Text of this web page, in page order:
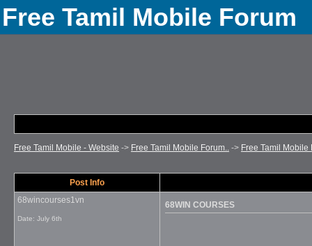
Free Tamil Mobile Forum
Free Tamil Mobile - Website -> Free Tamil Mobile Forum.. -> Free Tamil Mobile
Post Info
68wincourses1vn
Date: July 6th
68WIN COURSES